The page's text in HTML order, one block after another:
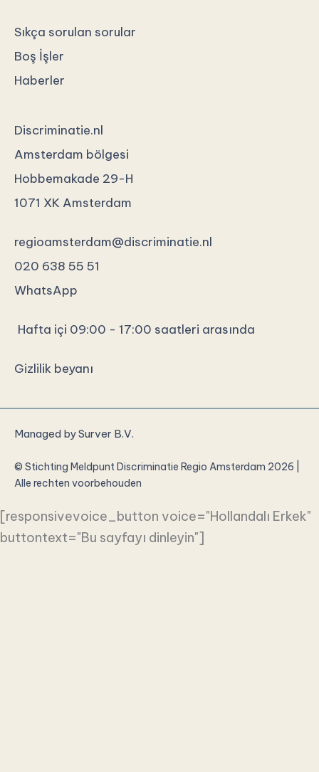
Sıkça sorulan sorular
Boş İşler
Haberler
Discriminatie.nl
Amsterdam bölgesi
Hobbemakade 29-H
1071 XK Amsterdam
regioamsterdam@discriminatie.nl
020 638 55 51
WhatsApp
Hafta içi 09:00 - 17:00 saatleri arasında
Gizlilik beyanı
© Stichting Meldpunt Discriminatie Regio Amsterdam 2026 |
Alle rechten voorbehouden
Managed bySurver B.V.
[responsivevoice_button voice="Hollandalı Erkek"
buttontext="Bu sayfayı dinleyin"]